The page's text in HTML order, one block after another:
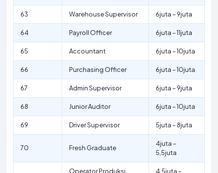
63 Warehouse Supervisor 6juta – 9juta
64 Payroll Officer 6juta – 11juta
65 Accountant 6juta – 10juta
66 Purchasing Officer 6juta – 10juta
67 Admin Supervisor 6juta – 9juta
68 Junior Auditor 6juta – 10juta
69 Driver Supervisor 5juta – 8juta
70 Fresh Graduate
4juta –
5,5juta
Operator Produksi
4,5juta –